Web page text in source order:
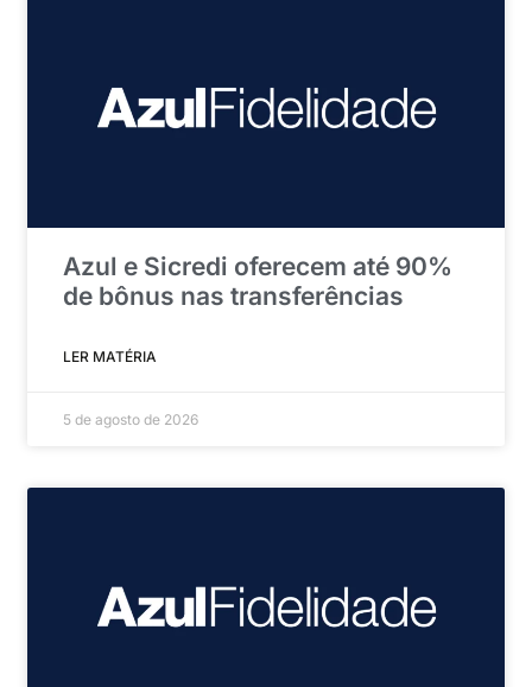
Azul e Sicredi oferecem até 90%
de bônus nas transferências
LER MATÉRIA
5 de agosto de 2026